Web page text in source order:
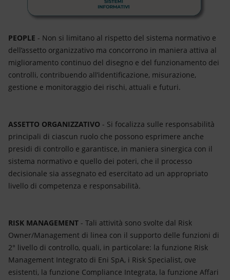
PEOPLE - Non si limitano al rispetto del sistema normativo e
dell’assetto organizzativo ma concorrono in maniera attiva al
miglioramento continuo del disegno e del funzionamento dei
controlli, contribuendo all’identificazione, misurazione,
gestione e monitoraggio dei rischi, attuali e futuri.
ASSETTO ORGANIZZATIVO - Si focalizza sulle responsabilità
principali di ciascun ruolo che possono esprimere anche
presidi di controllo e garantisce, in maniera sinergica con il
sistema normativo e quello dei poteri, che il processo
decisionale sia assegnato ed esercitato ad un appropriato
livello di competenza e responsabilità.
RISK MANAGEMENT - Tali attività sono svolte dal Risk
Owner/Management di linea con il supporto delle funzioni di
2° livello di controllo, quali, in particolare: la funzione Risk
Management Integrato di Eni SpA, i Risk Specialist, ove
esistenti, la funzione Compliance Integrata, la funzione Affari